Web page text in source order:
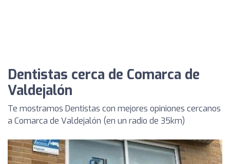
Dentistas cerca de Comarca de
Valdejalón
Te mostramos Dentistas con mejores opiniones cercanos
a Comarca de Valdejalón (en un radio de 35km)